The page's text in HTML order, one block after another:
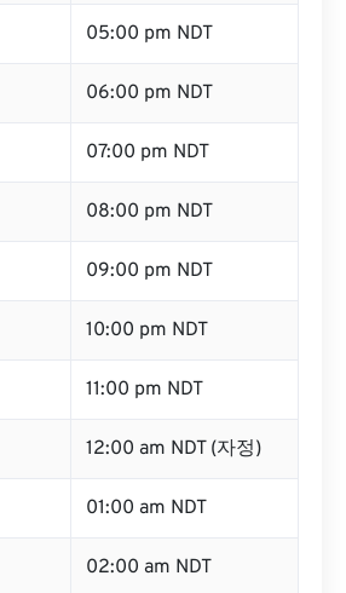
05:00 pm NDT
06:00 pm NDT
07:00 pm NDT
08:00 pm NDT
09:00 pm NDT
10:00 pm NDT
11:00 pm NDT
12:00 am NDT (자정)
01:00 am NDT
02:00 am NDT